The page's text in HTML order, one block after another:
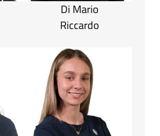
Di Mario
Riccardo